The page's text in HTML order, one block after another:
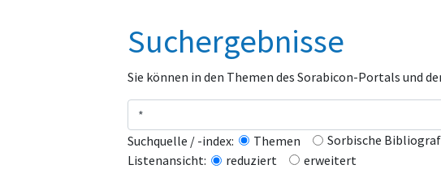
Suchergebnisse
Sie können in den Themen des Sorabicon-Portals und
Suchquelle / -index: Themen
Sorbische
Listenansicht:
reduziert erweitert